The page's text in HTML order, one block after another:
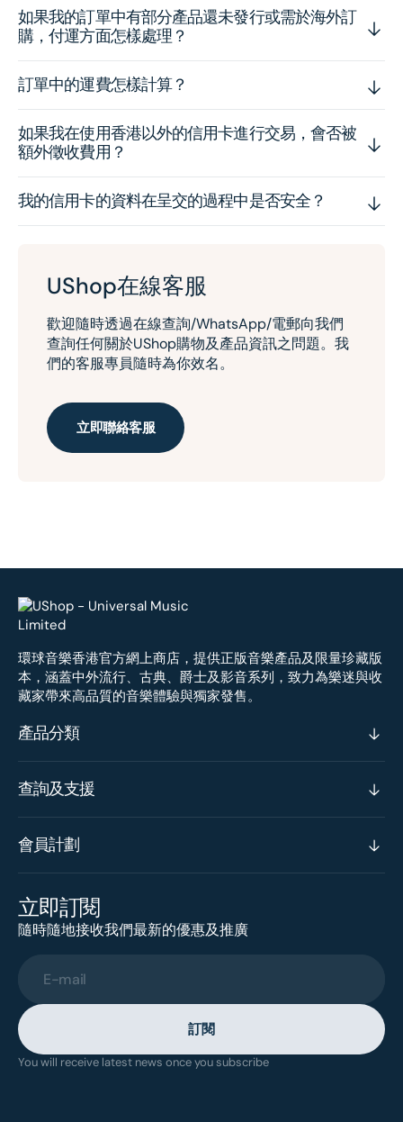
如果我的訂單中有部分產品還未發行或需於海外訂
購，付運方面怎樣處理？
訂單中的運費怎樣計算？
如果我在使用香港以外的信用卡進行交易，會否被
額外徵收費用？
我的信用卡的資料在呈交的過程中是否安全？
UShop在線客服
歡迎隨時透過在線查詢/WhatsApp/電郵向我們
查詢任何關於UShop購物及產品資訊之問題。我
們的客服專員隨時為你效名。
立即聯絡客服
環球音樂香港官方網上商店，提供正版音樂產品及限量珍藏版
本，涵蓋中外流行、古典、爵士及影音系列，致力為樂迷與收
藏家帶來高品質的音樂體驗與獨家發售。
產品分類
查詢及支援
會員計劃
立即訂閱
隨時隨地接收我們最新的優惠及推廣
E-mail
訂閱
You will receive latest news once you subscribe